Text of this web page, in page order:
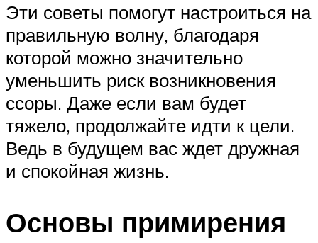
Эти советы помогут настроиться на
правильную волну, благодаря
которой можно значительно
уменьшить риск возникновения
ссоры. Даже если вам будет
тяжело, продолжайте идти к цели.
Ведь в будущем вас ждет дружная
и спокойная жизнь.
Основы примирения